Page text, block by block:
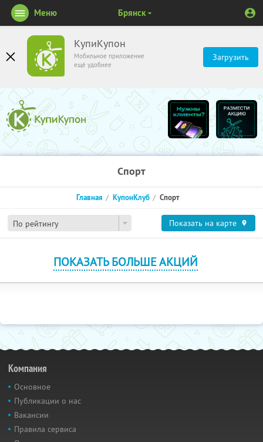
КупиКупон
Мобильное приложение
ещё удобнее
Загрузить
Меню Брянск
Спорт
По рейтингу
Главная КупонКлуб Спорт
Показать на карте
ПОКАЗАТЬ БОЛЬШЕ АКЦИЙ
Компания
Основное
Публикации о нас
Вакансии
Правила сервиса